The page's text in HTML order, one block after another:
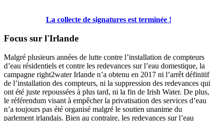
La collecte de signatures est terminée !
Focus sur l'Irlande
Malgré plusieurs années de lutte contre l’installation de compteurs
d’eau résidentiels et contre les redevances sur l’eau domestique, la
campagne right2water Irlande n’a obtenu en 2017 ni l’arrêt définitif
de l’installation des compteurs, ni la suppression des redevances qui
ont été juste repoussées à plus tard, ni la fin de Irish Water. De plus,
le référendum visant à empêcher la privatisation des services d’eau
n’a toujours pas été organisé malgré le soutien unanime du
parlement irlandais. Bien au contraire, les redevances sur l’eau